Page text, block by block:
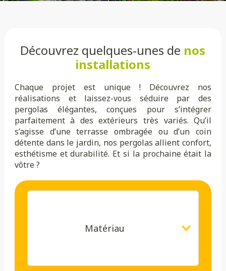
Découvrez quelques-unes de nos
installations
Chaque projet est unique ! Découvrez nos
réalisations et laissez-vous séduire par des
pergolas élégantes, conçues pour s’intégrer
parfaitement à des extérieurs très variés. Qu’il
s’agisse d’une terrasse ombragée ou d’un coin
détente dans le jardin, nos pergolas allient confort,
esthétisme et durabilité. Et si la prochaine était la
vôtre ?
Matériau